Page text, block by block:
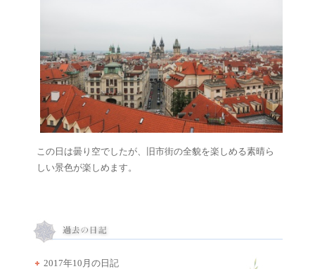
この日は曇り空でしたが、旧市街の全貌を楽しめる素晴ら
しい景色が楽しめます。
2017年10月の日記